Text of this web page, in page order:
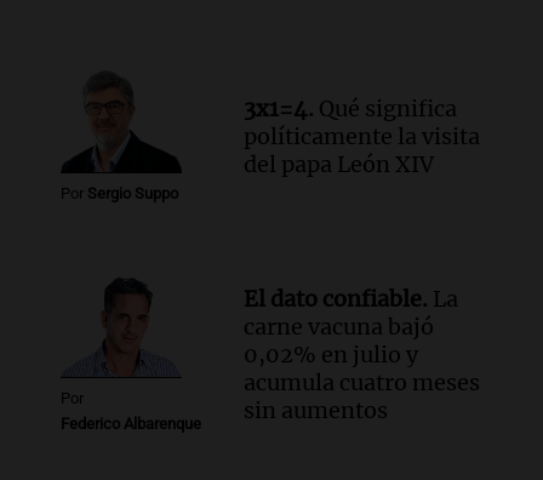
Por Sergio Suppo
3x1=4. Qué significa
políticamente la visita
del papa León XIV
Por
Federico Albarenque
El dato confiable. La
carne vacuna bajó
0,02% en julio y
acumula cuatro meses
sin aumentos